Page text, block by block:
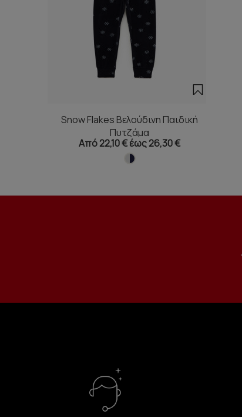
Snow Flakes Βελούδινη Παιδική
Πυτζάμα
Από 22,10 € έως 26,30 €